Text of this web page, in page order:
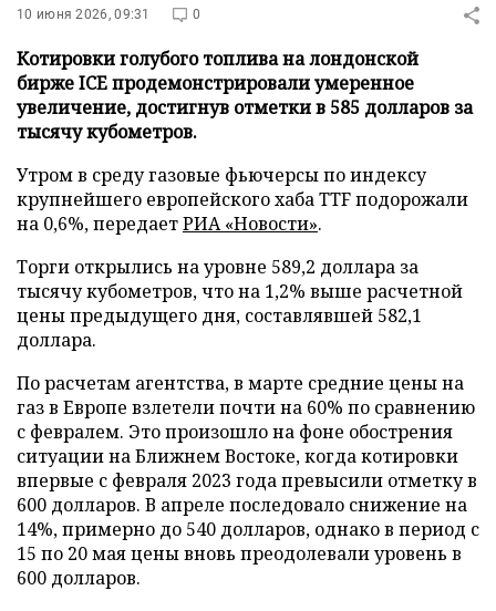
10 июня 2026, 09:31 0
Котировки голубого топлива на лондонской
бирже ICE продемонстрировали умеренное
увеличение, достигнув отметки в 585 долларов за
тысячу кубометров.
Утром в среду газовые фьючерсы по индексу
крупнейшего европейского хаба TTF подорожали
на 0,6%, передаетРИА «Новости».
Торги открылись на уровне 589,2 доллара за
тысячу кубометров, что на 1,2% выше расчетной
цены предыдущего дня, составлявшей 582,1
доллара.
По расчетам агентства, в марте средние цены на
газ в Европе взлетели почти на 60% по сравнению
с февралем. Это произошло на фоне обострения
ситуации на Ближнем Востоке, когда котировки
впервые с февраля 2023 года превысили отметку в
600 долларов. В апреле последовало снижение на
14%, примерно до 540 долларов, однако в период с
15 по 20 мая цены вновь преодолевали уровень в
600 долларов.